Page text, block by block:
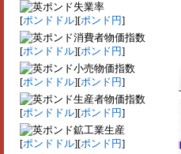
失業率
[ポンドドル][ポンド円]
消費者物価指数
[ポンドドル][ポンド円]
小売物価指数
[ポンドドル][ポンド円]
生産者物価指数
[ポンドドル][ポンド円]
鉱工業生産
[ポンドドル][ポンド円]